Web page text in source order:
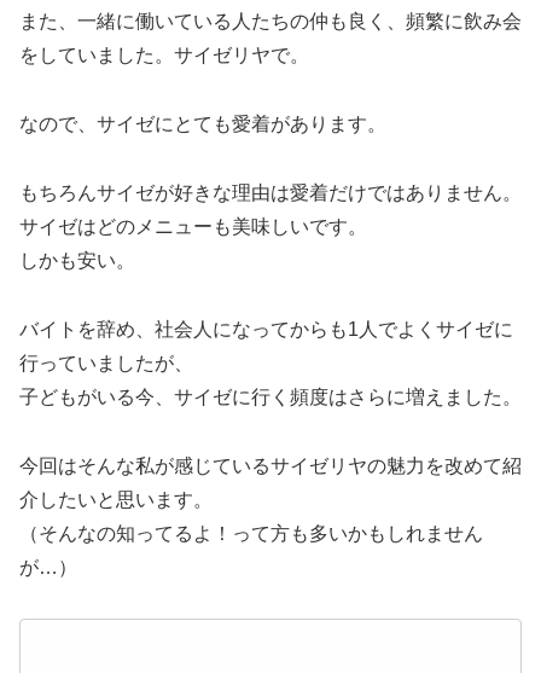
また、一緒に働いている人たちの仲も良く、頻繁に飲み会
をしていました。サイゼリヤで。
なので、サイゼにとても愛着があります。
もちろんサイゼが好きな理由は愛着だけではありません。
サイゼはどのメニューも美味しいです。
しかも安い。
バイトを辞め、社会人になってからも1人でよくサイゼに
行っていましたが、
子どもがいる今、サイゼに行く頻度はさらに増えました。
今回はそんな私が感じているサイゼリヤの魅力を改めて紹
介したいと思います。
（そんなの知ってるよ！って方も多いかもしれません
が…）